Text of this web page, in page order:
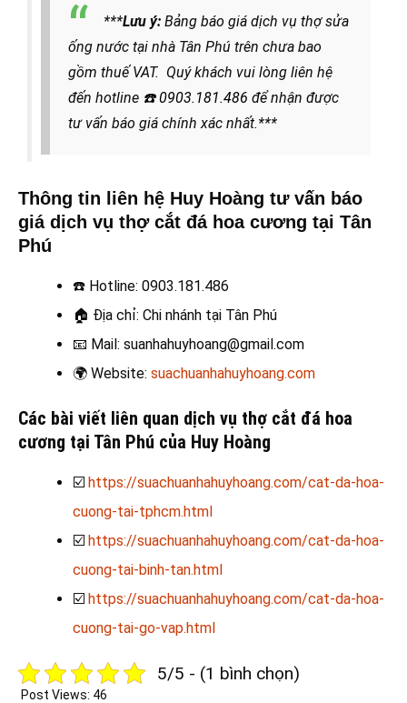
***Lưu ý: Bảng báo giá dịch vụ thợ sửa
ống nước tại nhà Tân Phú trên chưa bao
gồm thuế VAT. Quý khách vui lòng liên hệ
đến hotline ☎️ 0903.181.486 để nhận được
tư vấn báo giá chính xác nhất.***
Thông tin liên hệ Huy Hoàng tư vấn báo
giá dịch vụ thợ cắt đá hoa cương tại Tân
Phú
☎️ Hotline: 0903.181.486
🏠 Địa chỉ: Chi nhánh tại Tân Phú
📧 Mail: suanhahuyhoang@gmail.com
🌍 Website: suachuanhahuyhoang.com
Các bài viết liên quan dịch vụ thợ cắt đá hoa
cương tại Tân Phú của Huy Hoàng
☑️ https://suachuanhahuyhoang.com/cat-da-hoa-
cuong-tai-tphcm.html
☑️ https://suachuanhahuyhoang.com/cat-da-hoa-
cuong-tai-binh-tan.html
☑️ https://suachuanhahuyhoang.com/cat-da-hoa-
cuong-tai-go-vap.html
5/5 - (1 bình chọn)
Post Views: 46